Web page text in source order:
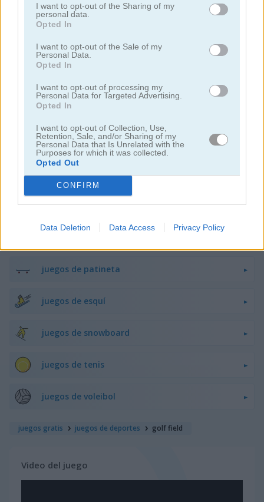
I want to opt-out of the Sharing of my
personal data.
Opted In
I want to opt-out of the Sale of my
Personal Data.
Opted In
I want to opt-out of processing my
Personal Data for Targeted Advertising.
Opted In
I want to opt-out of Collection, Use,
Retention, Sale, and/or Sharing of my
Personal Data that Is Unrelated with the
Purposes for which it was collected.
Opted Out
CONFIRM
Data Deletion Data Access Privacy Policy
juegos de basquetbol
juegos de boliche
juegos de cricket
juegos de dardos
juegos de golf
juegos de hockey
juegos de patineta
juegos de esquí
juegos de snowboard
juegos de tenis
juegos de voleibol
juegos gratis juegos de deportes golf field
Video del juego